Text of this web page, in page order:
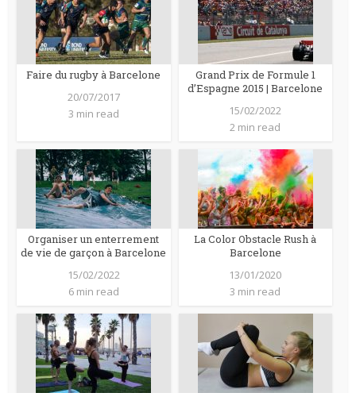
Faire du rugby à Barcelone
20/07/2017
3 min read
Grand Prix de Formule 1
d’Espagne 2015 | Barcelone
15/02/2022
2 min read
Organiser un enterrement
de vie de garçon à Barcelone
15/02/2022
6 min read
La Color Obstacle Rush à
Barcelone
13/01/2020
3 min read